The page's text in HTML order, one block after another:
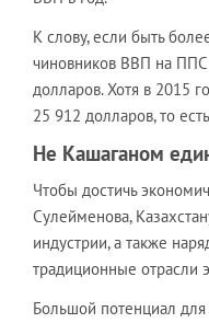
К слову, если быть
чиновников ВВП на ППС
долларов. Хотя в 2015
25 912 долларов, то
Не Кашаганом
Чтобы достичь
Сулейменова,
индустрии, а также
традиционные отрасли
Большой потенциал